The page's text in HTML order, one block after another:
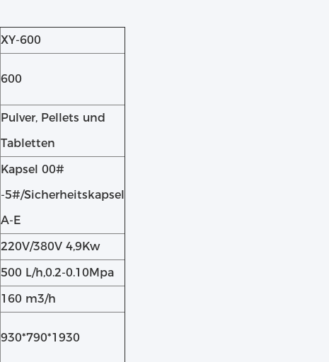
XY-600
600
Pulver, Pellets und
Tabletten
Kapsel 00#
-5#/Sicherheitskapsel
A-E
220V/380V 4,9Kw
500 L/h,0.2-0.10Mpa
160 m3/h
930*790*1930